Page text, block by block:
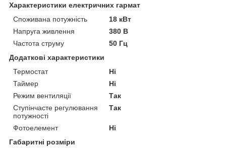
Характеристики електричних гармат
Споживана потужність
18 кВт
Напруга живлення
380 В
Частота струму
50 Гц
Додаткові характеристики
Термостат
Ні
Таймер
Ні
Режим вентиляції
Так
Ступінчасте регулювання
потужності
Так
Фотоелемент
Ні
Габаритні розміри